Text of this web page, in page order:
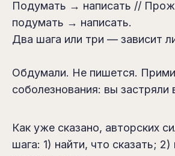
Подумать → написать //
подумать → написать.
Два шага или три — зависит
Обдумали. Не пишется.
соболезнования: вы застряли
Как уже сказано, авторских
шага: 1) найти, что сказать;